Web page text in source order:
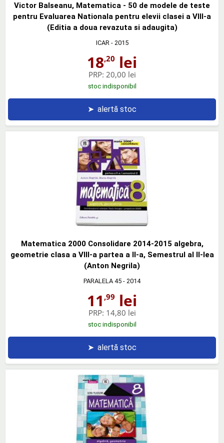
Victor Balseanu, Matematica - 50 de modele de teste
pentru Evaluarea Nationala pentru elevii clasei a VIII-a
(Editia a doua revazuta si adaugita)
ICAR - 2015
18,20 lei
PRP: 20,00 lei
stoc indisponibil
➤ alertă stoc
Matematica 2000 Consolidare 2014-2015 algebra,
geometrie clasa a VIII-a partea a II-a, Semestrul al II-lea
(Anton Negrila)
PARALELA 45 - 2014
11 ,99 lei
PRP: 14,80 lei
stoc indisponibil
➤ alertă stoc